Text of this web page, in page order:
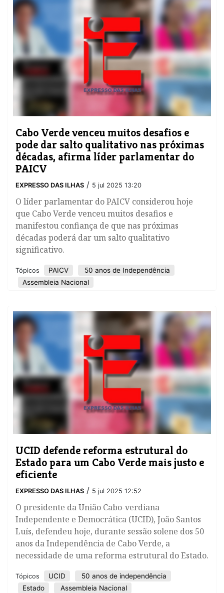
Cabo Verde venceu muitos desafios e
pode dar salto qualitativo nas próximas
décadas, afirma líder parlamentar do
PAICV
EXPRESSO DAS ILHAS / 5 jul 2025 13:20
O líder parlamentar do PAICV considerou hoje
que Cabo Verde venceu muitos desafios e
manifestou confiança de que nas próximas
décadas poderá dar um salto qualitativo
significativo.
Tópicos PAICV
50 anos de Independência
Assembleia Nacional
UCID defende reforma estrutural do
Estado para um Cabo Verde mais justo e
eficiente
EXPRESSO DAS ILHAS / 5 jul 2025 12:52
O presidente da União Cabo-verdiana
Independente e Democrática (UCID), João Santos
Luís, defendeu hoje, durante sessão solene dos 50
anos da Independência de Cabo Verde, a
necessidade de uma reforma estrutural do Estado.
Tópicos UCID
50 anos de independência
Estado
Assembleia Nacional